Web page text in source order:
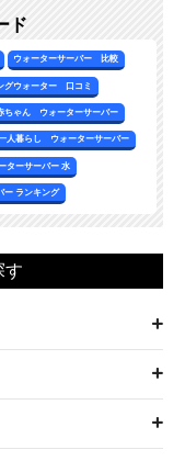
ド
ウォーターサーバー 比較
グウォーター 口コミ
ちゃん ウォーターサーバー
人暮らし ウォーターサーバー
ターサーバー 水
ー ランキング
す